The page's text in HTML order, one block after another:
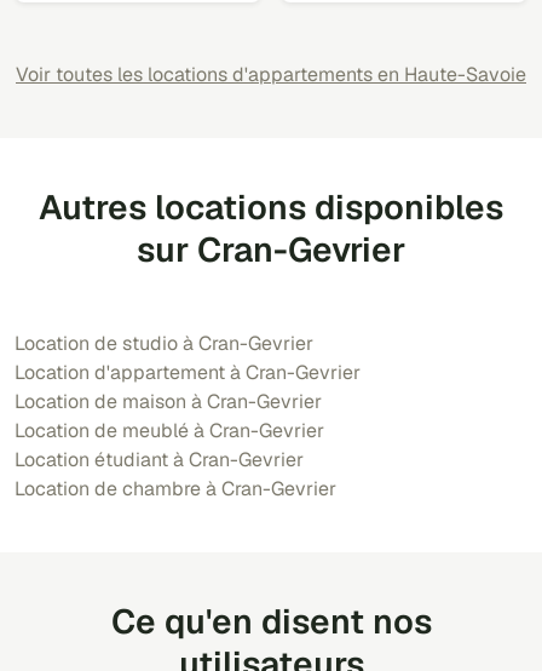
Voir toutes les locations d'appartements en Haute-Savoie
Autres locations disponibles
sur Cran-Gevrier
Location de studio à Cran-Gevrier
Location d'appartement à Cran-Gevrier
Location de maison à Cran-Gevrier
Location de meublé à Cran-Gevrier
Location étudiant à Cran-Gevrier
Location de chambre à Cran-Gevrier
Ce qu'en disent nos